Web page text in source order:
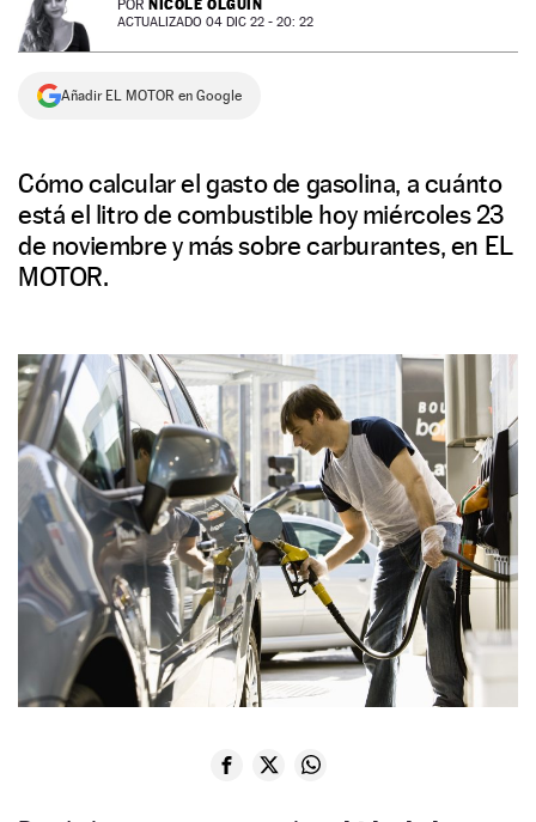
NEWSLETTER
SÍGUENOS
POR NICOLE OLGUÍN
ACTUALIZADO 04 DIC 22 - 20: 22
Añadir EL MOTOR en Google
Cómo calcular el gasto de gasolina, a cuánto
está el litro de combustible hoy miércoles 23
de noviembre y más sobre carburantes, en EL
MOTOR.